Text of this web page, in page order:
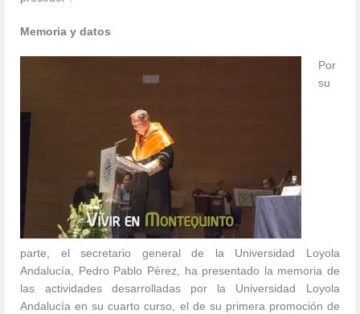
Memoria y datos
Por
su
parte, el secretario general de la Universidad Loyola
Andalucía, Pedro Pablo Pérez, ha presentado la memoria de
las actividades desarrolladas por la Universidad Loyola
Andalucía en su cuarto curso, el de su primera promoción de